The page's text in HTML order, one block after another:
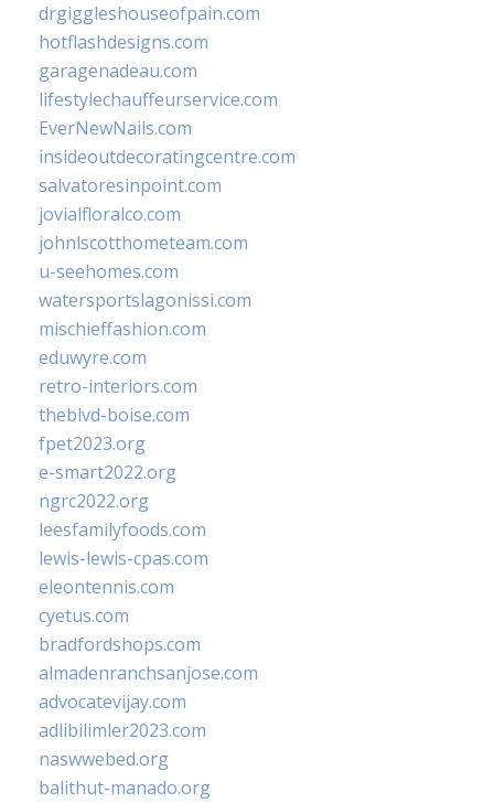
drgiggleshouseofpain.com
hotflashdesigns.com
garagenadeau.com
lifestylechauffeurservice.com
EverNewNails.com
insideoutdecoratingcentre.com
salvatoresinpoint.com
jovialfloralco.com
johnlscotthometeam.com
u-seehomes.com
watersportslagonissi.com
mischieffashion.com
eduwyre.com
retro-interiors.com
theblvd-boise.com
fpet2023.org
e-smart2022.org
ngrc2022.org
leesfamilyfoods.com
lewis-lewis-cpas.com
eleontennis.com
cyetus.com
bradfordshops.com
almadenranchsanjose.com
advocatevijay.com
adlibilimler2023.com
naswwebed.org
balithut-manado.org